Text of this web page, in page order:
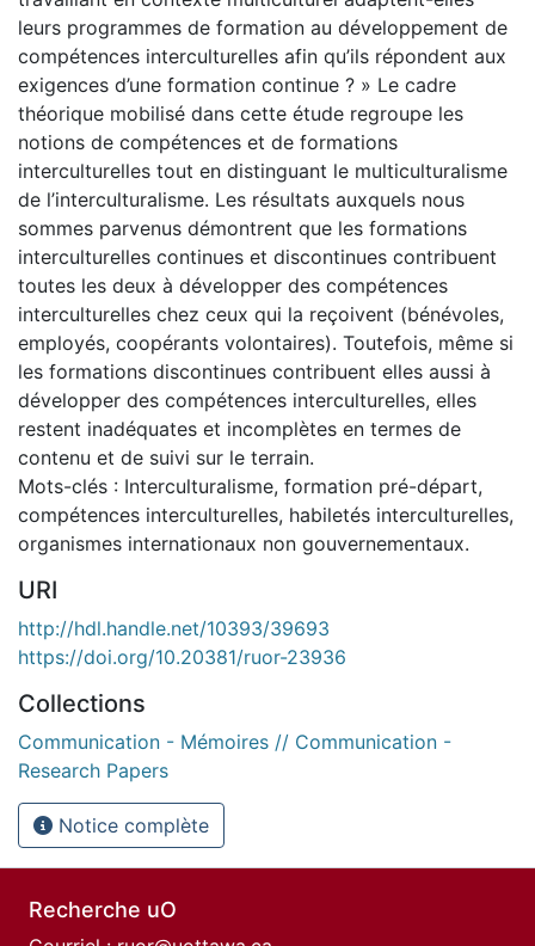
leurs programmes de formation au développement de
compétences interculturelles afin qu’ils répondent aux
exigences d’une formation continue ? » Le cadre
théorique mobilisé dans cette étude regroupe les
notions de compétences et de formations
interculturelles tout en distinguant le multiculturalisme
de l’interculturalisme. Les résultats auxquels nous
sommes parvenus démontrent que les formations
interculturelles continues et discontinues contribuent
toutes les deux à développer des compétences
interculturelles chez ceux qui la reçoivent (bénévoles,
employés, coopérants volontaires). Toutefois, même si
les formations discontinues contribuent elles aussi à
développer des compétences interculturelles, elles
restent inadéquates et incomplètes en termes de
contenu et de suivi sur le terrain.
Mots-clés : Interculturalisme, formation pré-départ,
compétences interculturelles, habiletés interculturelles,
organismes internationaux non gouvernementaux.
URI
http://hdl.handle.net/10393/39693
https://doi.org/10.20381/ruor-23936
Collections
Communication - Mémoires // Communication -
Research Papers
Notice complète
Recherche uO